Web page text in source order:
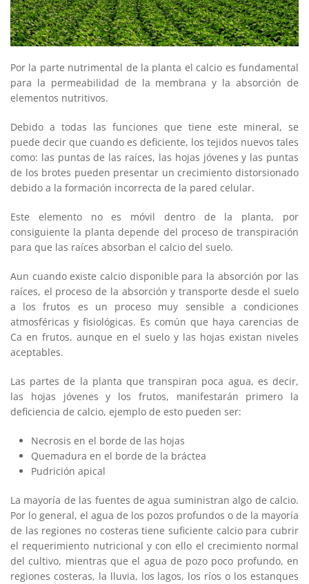
Por la parte nutrimental de la planta el calcio es fundamental
para la permeabilidad de la membrana y la absorción de
elementos nutritivos.
Debido a todas las funciones que tiene este mineral, se
puede decir que cuando es deficiente, los tejidos nuevos tales
como: las puntas de las raíces, las hojas jóvenes y las puntas
de los brotes pueden presentar un crecimiento distorsionado
debido a la formación incorrecta de la pared celular.
Este elemento no es móvil dentro de la planta, por
consiguiente la planta depende del proceso de transpiración
para que las raíces absorban el calcio del suelo.
Aun cuando existe calcio disponible para la absorción por las
raíces, el proceso de la absorción y transporte desde el suelo
a los frutos es un proceso muy sensible a condiciones
atmosféricas y fisiológicas. Es común que haya carencias de
Ca en frutos, aunque en el suelo y las hojas existan niveles
aceptables.
Las partes de la planta que transpiran poca agua, es decir,
las hojas jóvenes y los frutos, manifestarán primero la
deficiencia de calcio, ejemplo de esto pueden ser:
Necrosis en el borde de las hojas
Quemadura en el borde de la bráctea
Pudrición apical
La mayoría de las fuentes de agua suministran algo de calcio.
Por lo general, el agua de los pozos profundos o de la mayoría
de las regiones no costeras tiene suficiente calcio para cubrir
el requerimiento nutricional y con ello el crecimiento normal
del cultivo, mientras que el agua de pozo poco profundo, en
regiones costeras, la lluvia, los lagos, los ríos o los estanques